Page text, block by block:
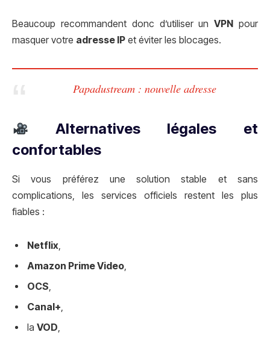
Beaucoup recommandent donc d’utiliser unVPN pour
masquer votre adresse IP et éviter les blocages.
Papadustream : nouvelle adresse
Alternatives légales et
confortables
Si vous préférez une solution stable et sans
complications, les services officiels restent les plus
fiables :
Netflix,
Amazon Prime Video,
OCS,
Canal+,
la VOD,